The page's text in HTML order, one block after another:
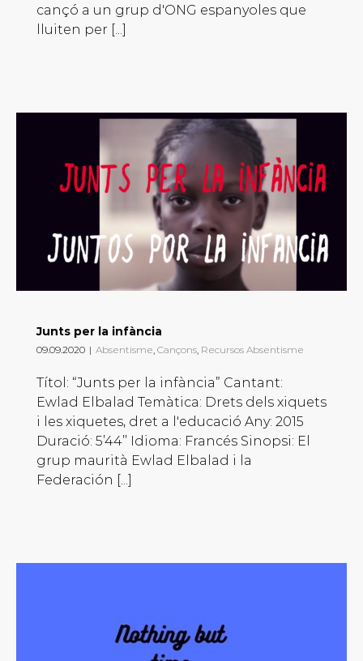
cançó a un grup d'ONG espanyoles que
lluiten per [...]
Junts per la infància
09.09.2020 | Absentisme, Cançons, Recursos Absentisme
Títol: “Junts per la infància” Cantant:
Ewlad Elbalad Temàtica: Drets dels xiquets
i les xiquetes, dret a l'educació Any: 2015
Duració: 5’44’’ Idioma: Francés Sinopsi: El
grup maurità Ewlad Elbalad i la
Federación [...]